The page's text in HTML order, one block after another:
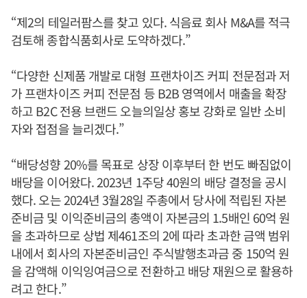
“제2의 테일러팜스를 찾고 있다. 식음료 회사 M&A를 적극
검토해 종합식품회사로 도약하겠다.”
“다양한 신제품 개발로 대형 프랜차이즈 커피 전문점과 저
가 프랜차이즈 커피 전문점 등 B2B 영역에서 매출을 확장
하고 B2C 전용 브랜드 오늘의일상 홍보 강화로 일반 소비
자와 접점을 늘리겠다.”
“배당성향 20%를 목표로 상장 이후부터 한 번도 빠짐없이
배당을 이어왔다. 2023년 1주당 40원의 배당 결정을 공시
했다. 오는 2024년 3월28일 주총에서 당사에 적립된 자본
준비금 및 이익준비금의 총액이 자본금의 1.5배인 60억 원
을 초과하므로 상법 제461조의 2에 따라 초과한 금액 범위
내에서 회사의 자본준비금인 주식발행초과금 중 150억 원
을 감액해 이익잉여금으로 전환하고 배당 재원으로 활용하
려고 한다.”